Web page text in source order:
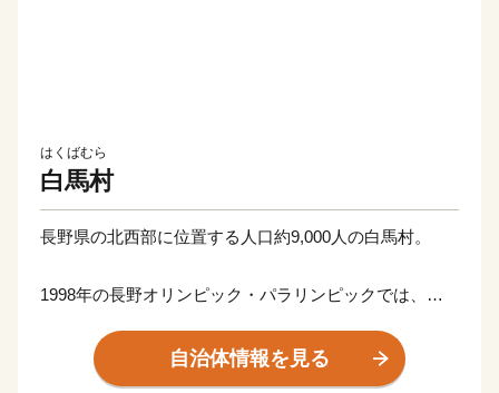
はくばむら
白馬村
長野県の北西部に位置する人口約9,000人の白馬村。
1998年の長野オリンピック・パラリンピックでは、ス
ィック複合の開催地となり、世界に"Hakuba"の名前が知
られました。
自治体情報を見る